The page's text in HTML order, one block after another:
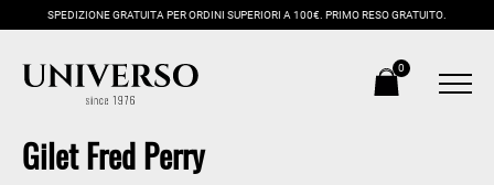
SPEDIZIONE GRATUITA PER ORDINI SUPERIORI A 100€. PRIMO RESO GRATUITO.
0
Gilet Fred Perry